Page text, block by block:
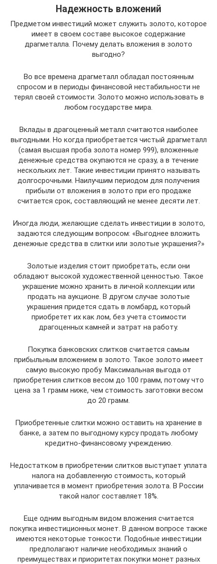
Надежность вложений
Предметом инвестиций может служить золото, которое
имеет в своем составе высокое содержание
драгметалла. Почему делать вложения в золото
выгодно?
Во все времена драгметалл обладал постоянным
спросом и в периоды финансовой нестабильности не
терял своей стоимости. Золото можно использовать в
любом государстве мира.
Вклады в драгоценный металл считаются наиболее
выгодными. Но когда приобретается чистый драгметалл
(самая высшая проба золота номер 999), вложенные
денежные средства окупаются не сразу, а в течение
нескольких лет. Такие инвестиции принято называть
долгосрочными. Наилучшим периодом для получения
прибыли от вложения в золото при его продаже
считается срок, составляющий не менее десяти лет.
Иногда люди, желающие сделать инвестиции в золото,
задаются следующим вопросом: «Выгоднее вложить
денежные средства в слитки или золотые украшения?»
Золотые изделия стоит приобретать, если они
обладают высокой художественной ценностью. Такое
украшение можно хранить в личной коллекции или
продать на аукционе. В другом случае золотые
украшения придется сдать в ломбард, который
приобретет их как лом, без учета стоимости
драгоценных камней и затрат на работу.
Покупка банковских слитков считается самым
прибыльным вложением в золото. Такое золото имеет
самую высокую пробу. Максимальная выгода от
приобретения слитков весом до 100 грамм, потому что
цена за 1 грамм ниже, чем стоимость заготовки весом
до 20 грамм.
Приобретенные слитки можно оставить на хранение в
банке, а затем по выгодному курсу продать любому
кредитно-финансовому учреждению.
Недостатком в приобретении слитков выступает уплата
налога на добавленную стоимость, который
уплачивается в момент приобретения золота. В России
такой налог составляет 18%.
Еще одним выгодным видом вложения считается
покупка инвестиционных монет. В данном вопросе также
имеются некоторые тонкости. Подобные инвестиции
предполагают наличие необходимых знаний о
преимуществах и приоритетах покупки монет разных